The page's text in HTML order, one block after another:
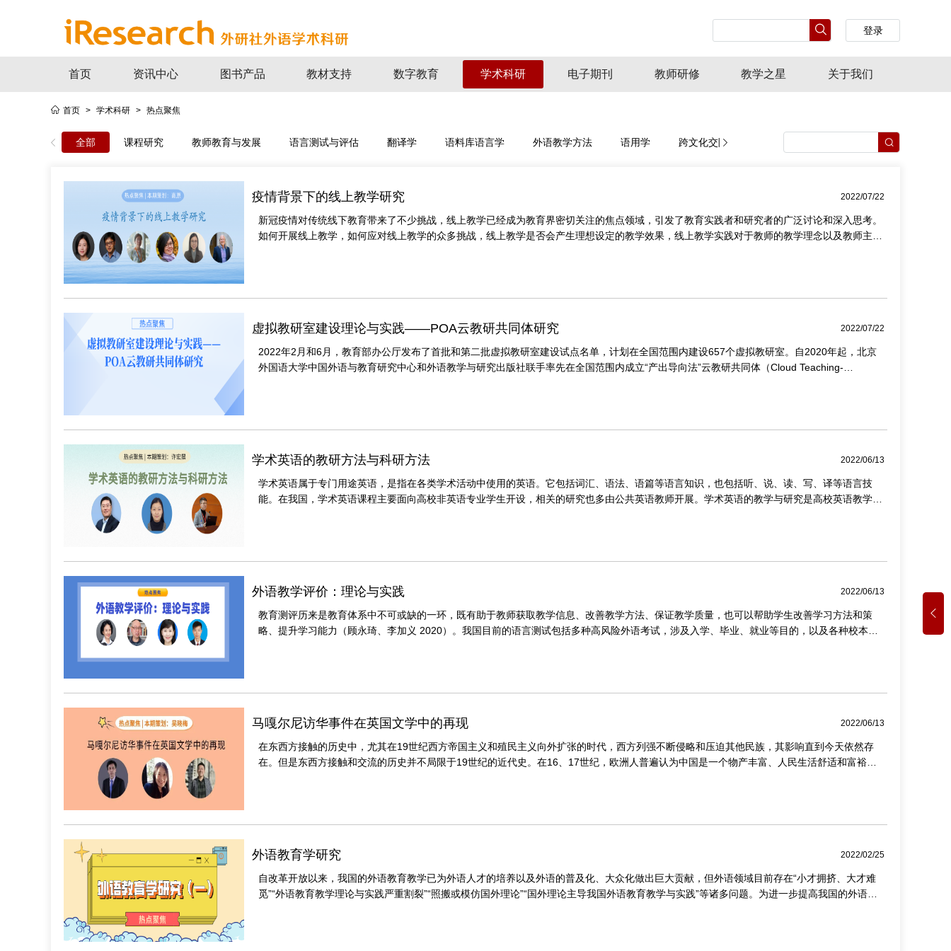
登录
首页 资讯中心 图书产品 教材支持 数字教育 学术科研 电子期刊 教师研修 教学之星 关于我们
首页 > 学术科研 > 热点聚焦
全部 课程研究 教师教育与发展 语言测试与评估 翻译学 语料库语言学 外语教学方法 语用学 跨文化交际 文学史研究
疫情背景下的线上教学研究 2022/07/22
新冠疫情对传统线下教育带来了不少挑战，线上教学已经成为教育界密切关注的焦点领域，引发了教育实践者和研究者的广泛讨论和深入思考。
如何开展线上教学，如何应对线上教学的众多挑战，线上教学是否会产生理想设定的教学效果，线上教学实践对于教师的教学理念以及教师主体
虚拟教研室建设理论与实践——POA云教研共同体研究 2022/07/22
2022年2月和6月，教育部办公厅发布了首批和第二批虚拟教研室建设试点名单，计划在全国范围内建设657个虚拟教研室。自2020年起，北京
外国语大学中国外语与教育研究中心和外语教学与研究出版社联手率先在全国范围内成立“产出导向法”云教研共同体（Cloud Teaching-
学术英语的教研方法与科研方法 2022/06/13
学术英语属于专门用途英语，是指在各类学术活动中使用的英语。它包括词汇、语法、语篇等语言知识，也包括听、说、读、写、译等语言技
能。在我国，学术英语课程主要面向高校非英语专业学生开设，相关的研究也多由公共英语教师开展。学术英语的教学与研究是高校英语教学的
外语教学评价：理论与实践 2022/06/13
教育测评历来是教育体系中不可或缺的一环，既有助于教师获取教学信息、改善教学方法、保证教学质量，也可以帮助学生改善学习方法和策
略、提升学习能力（顾永琦、李加义 2020）。我国目前的语言测试包括多种高风险外语考试，涉及入学、毕业、就业等目的，以及各种校本考
马嘎尔尼访华事件在英国文学中的再现 2022/06/13
在东西方接触的历史中，尤其在19世纪西方帝国主义和殖民主义向外扩张的时代，西方列强不断侵略和压迫其他民族，其影响直到今天依然存
在。但是东西方接触和交流的历史并不局限于19世纪的近代史。在16、17世纪，欧洲人普遍认为中国是一个物产丰富、人民生活舒适和富裕的
外语教育学研究 2022/02/25
自改革开放以来，我国的外语教育教学已为外语人才的培养以及外语的普及化、大众化做出巨大贡献，但外语领域目前存在“小才拥挤、大才难
觅”“外语教育教学理论与实践严重割裂”“照搬或模仿国外理论”“国外理论主导我国外语教育教学与实践”等诸多问题。为进一步提高我国的外语教